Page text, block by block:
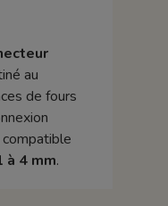
au
de fours
à 4 mm.